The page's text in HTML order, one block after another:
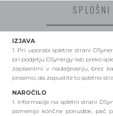
SPLOŠNI
IZJAVA
1. Pri uporabi spletne strani
pri podjetju DSynergy-lab preko
zapisanimi v nadaljevanju, brez
prosimo, da zapustite to spletno
NAROČILO
1. Informacije na spletni strani
pomenijo končne ponudbe, pač